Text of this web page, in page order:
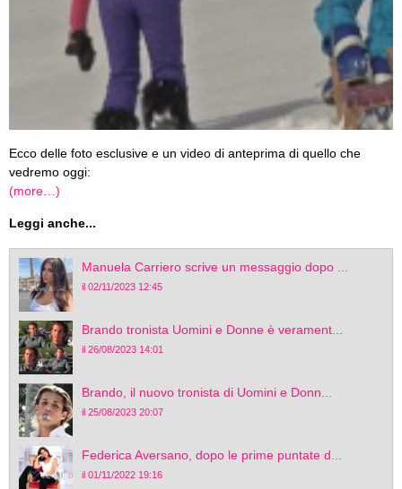
Ecco delle foto esclusive e un video di anteprima di quello che
vedremo oggi:
(more…)
Leggi anche...
Manuela Carriero scrive un messaggio dopo ...
il 02/11/2023 12:45
Brando tronista Uomini e Donne è verament...
il 26/08/2023 14:01
Brando, il nuovo tronista di Uomini e Donn...
il 25/08/2023 20:07
Federica Aversano, dopo le prime puntate d...
il 01/11/2022 19:16